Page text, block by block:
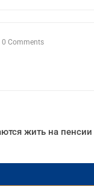
0 Comments
жить на пенсии